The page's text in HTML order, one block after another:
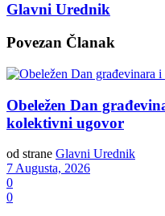
Glavni Urednik
Povezan Članak
Obeležen Dan
kolektivni ugovor
od strane Glavni Urednik
7 Augusta, 2026
0
0